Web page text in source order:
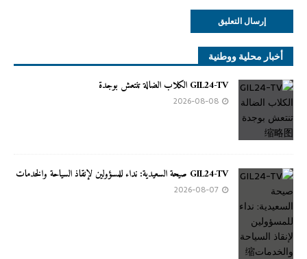
أخبار محلية ووطنية
GIL24-TV الكلاب الضالة تنتعش بوجدة
2026-08-08
GIL24-TV صيحة السعيدية: نداء للمسؤولين لإنقاذ السياحة والخدمات
2026-08-07